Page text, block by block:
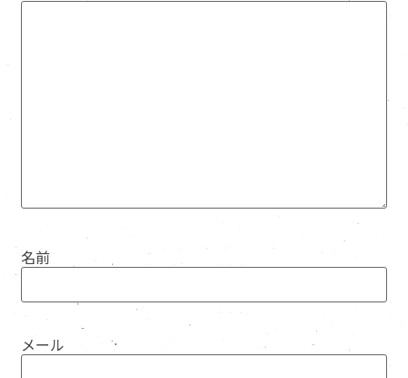
名前
メール